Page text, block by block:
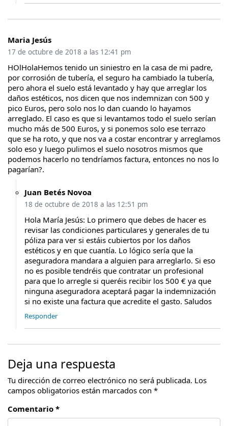
Maria Jesús
17 de octubre de 2018 a las 12:41 pm
HOlHolaHemos tenido un siniestro en la casa de mi padre,
por corrosión de tubería, el seguro ha cambiado la tubería,
pero ahora el suelo está levantado y hay que arreglar los
daños estéticos, nos dicen que nos indemnizan con 500 y
pico Euros, pero solo nos lo dan cuando lo hayamos
arreglado. El caso es que si levantamos todo el suelo serían
mucho más de 500 Euros, y si ponemos solo ese terrazo
que se ha roto, y que nos va a costar encontrar y arreglamos
solo eso y luego pulimos el suelo nosotros mismos que
podemos hacerlo no tendríamos factura, entonces no nos lo
pagarían?.
Juan Betés Novoa
18 de octubre de 2018 a las 12:51 pm
Hola María Jesús: Lo primero que debes de hacer es
revisar las condiciones particulares y generales de tu
póliza para ver si estáis cubiertos por los daños
estéticos y en que cuantía. Lo lógico sería que la
aseguradora mandara a alguien para arreglarlo. Si eso
no es posible tendréis que contratar un profesional
para que lo arregle si queréis recibir los 500 € ya que
ninguna aseguradora aceptará pagar la indemnización
si no existe una factura que acredite el gasto. Saludos
Responder
Deja una respuesta
Tu dirección de correo electrónico no será publicada. Los
campos obligatorios están marcados con *
Comentario *